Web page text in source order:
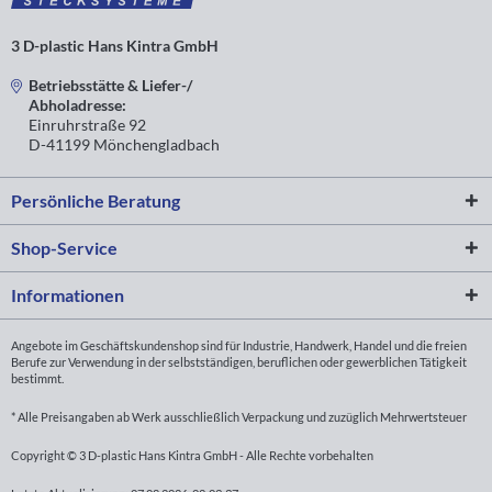
3 D-plastic Hans Kintra GmbH
Betriebsstätte & Liefer-/
Abholadresse:
Einruhrstraße 92
D-41199 Mönchengladbach
Persönliche Beratung
Shop-Service
Informationen
Angebote im Geschäftskundenshop sind für Industrie, Handwerk, Handel und die freien
Berufe zur Verwendung in der selbstständigen, beruflichen oder gewerblichen Tätigkeit
bestimmt.
* Alle Preisangaben ab Werk ausschließlich Verpackung und zuzüglich Mehrwertsteuer
Copyright © 3 D-plastic Hans Kintra GmbH - Alle Rechte vorbehalten